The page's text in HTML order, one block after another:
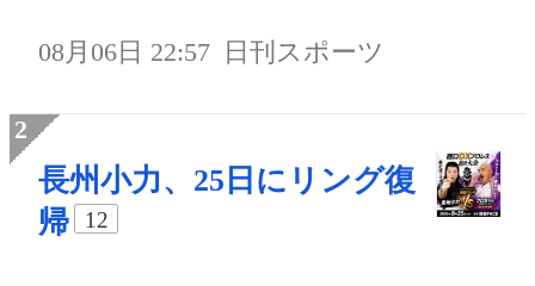
08月06日 22:57 日刊スポーツ
長州小力、25日にリング復
帰
12